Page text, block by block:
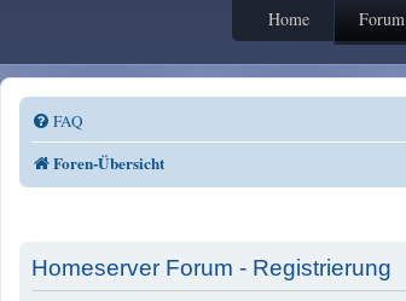
Home Forum
FAQ
Foren-Übersicht
Homeserver Forum - Registrierung